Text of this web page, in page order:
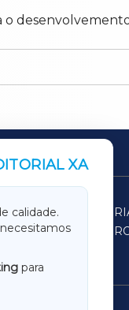
XA
calidade.
para